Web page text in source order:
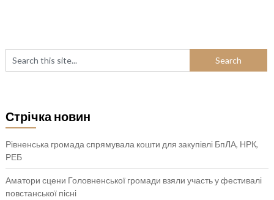
Стрічка новин
Рівненська громада спрямувала кошти для закупівлі БпЛА, НРК,
РЕБ
Аматори сцени Головненської громади взяли участь у фестивалі
повстанської пісні